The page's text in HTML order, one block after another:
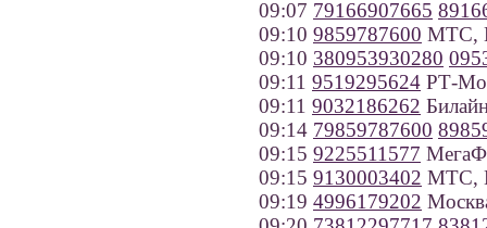
09:07 79166907665
09:10 9859787600 МТС,
09:10 380953930280
09:11 9519295624 РТ-
09:11 9032186262
09:14 79859787600
09:15 9225511577
09:15 9130003402 МТС,
09:19 4996179202